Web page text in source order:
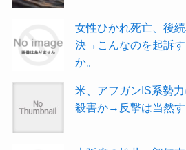
女性ひかれ死亡、後
決→こんなのを起訴
か。
米、アフガンIS系勢
殺害か→反撃は当然す